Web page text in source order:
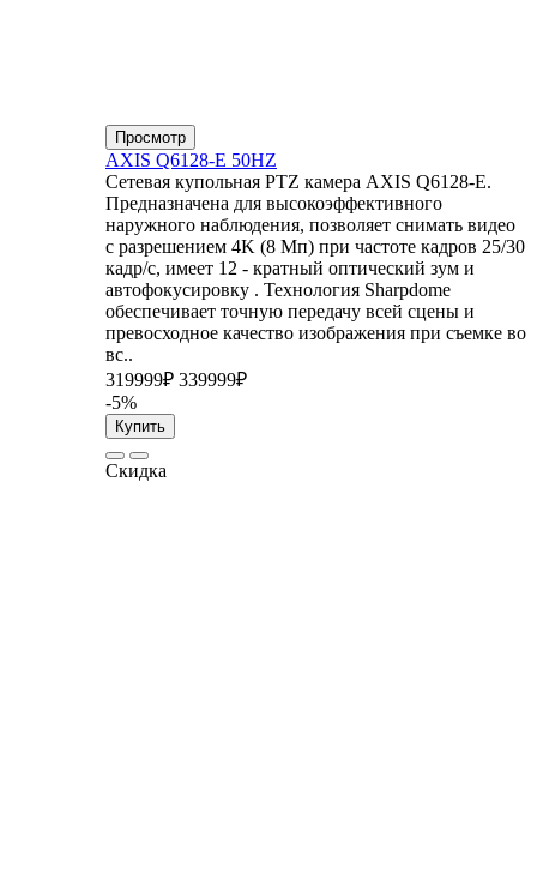
Просмотр
AXIS Q6128-E 50HZ
Сетевая купольная PTZ камера AXIS Q6128-E.
Предназначена для высокоэффективного
наружного наблюдения, позволяет снимать видео
с разрешением 4K (8 Мп) при частоте кадров 25/30
кадр/с, имеет 12 - кратный оптический зум и
автофокусировку . Технология Sharpdome
обеспечивает точную передачу всей сцены и
превосходное качество изображения при съемке во
вс..
319999₽ 339999₽
-5%
Купить
Скидка